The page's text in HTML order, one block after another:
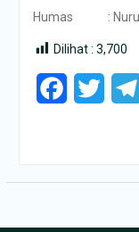
Humas : Nurul
Dilihat : 3,700
Facebook
Twitter